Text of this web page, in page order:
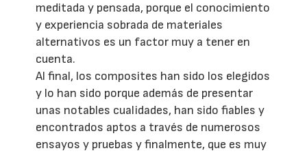
meditada y pensada, porque el conocimiento
y experiencia sobrada de materiales
alternativos es un factor muy a tener en
cuenta.
Al final, los composites han sido los elegidos
y lo han sido porque además de presentar
unas notables cualidades, han sido fiables y
encontrados aptos a través de numerosos
ensayos y pruebas y finalmente, que es muy